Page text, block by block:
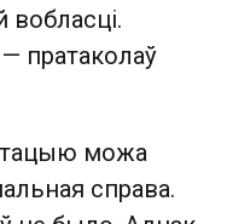
вобласці.
пратаколаў
можа
справа.